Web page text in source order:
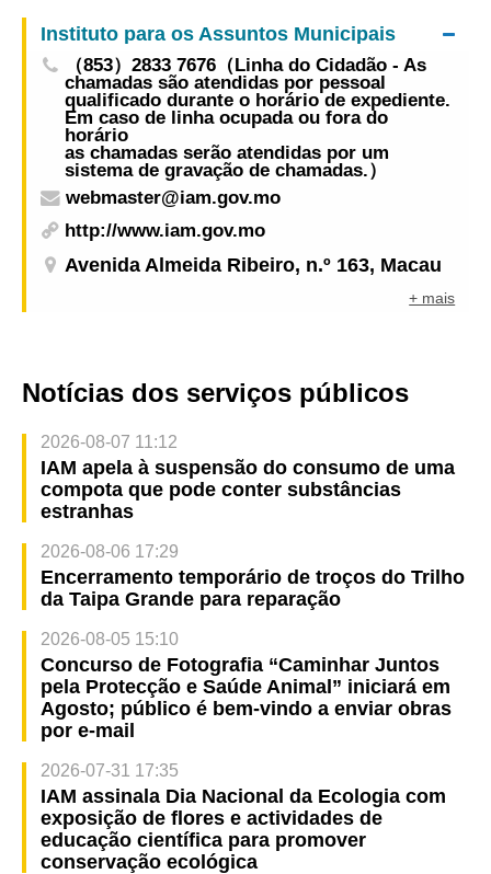
Conferência Académica sobre Segurança e
Saúde Ocupacional para promover o
desenvolvimento sustentável da cultura de
segurança e saúde ocupacional
Instituto para os Assuntos Municipais
（853）2833 7676（Linha do Cidadão - As
chamadas são atendidas por pessoal
qualificado durante o horário de expediente.
Em caso de linha ocupada ou fora do
horário
as chamadas serão atendidas por um
sistema de gravação de chamadas.）
webmaster@iam.gov.mo
http://www.iam.gov.mo
Avenida Almeida Ribeiro, n.º 163, Macau
+ mais
Notícias dos serviços públicos
2026-08-07 11:12
IAM apela à suspensão do consumo de uma
compota que pode conter substâncias
estranhas
2026-08-06 17:29
Encerramento temporário de troços do Trilho
da Taipa Grande para reparação
2026-08-05 15:10
Concurso de Fotografia “Caminhar Juntos
pela Protecção e Saúde Animal” iniciará em
Agosto; público é bem-vindo a enviar obras
por e-mail
2026-07-31 17:35
IAM assinala Dia Nacional da Ecologia com
exposição de flores e actividades de
educação científica para promover
conservação ecológica